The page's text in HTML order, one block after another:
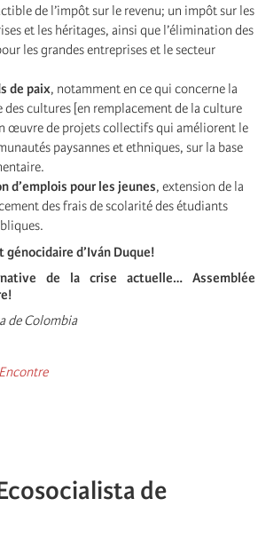
de l’impôt sur le revenu; un impôt sur les
et les héritages, ainsi que l’élimination des
les grandes entreprises et le secteur
de paix, notamment en ce qui concerne la
cultures [en remplacement de la culture
œuvre de projets collectifs qui améliorent le
paysannes et ethniques, sur la base
d’emplois pour les jeunes, extension de la
des frais de scolarité des étudiants
d’Iván Duque!
de la crise actuelle… Assemblée
de Colombia
de